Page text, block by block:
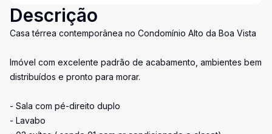
Descrição
Casa térrea contemporânea no Condomínio Alto da Boa Vista
Imóvel com excelente padrão de acabamento, ambientes bem
distribuídos e pronto para morar.
- Sala com pé-direito duplo
- Lavabo